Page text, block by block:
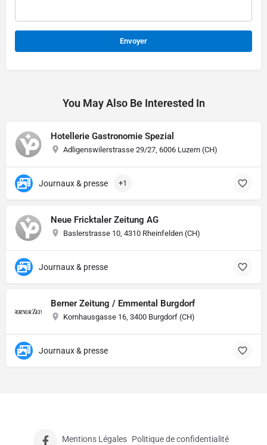
You May Also Be Interested In
Hotellerie Gastronomie Spezial
Adligenswilerstrasse 29/27, 6006 Luzern (CH)
Journaux & presse +1
Neue Fricktaler Zeitung AG
Baslerstrasse 10, 4310 Rheinfelden (CH)
Journaux & presse
Berner Zeitung / Emmental Burgdorf
Kornhausgasse 16, 3400 Burgdorf (CH)
Journaux & presse
Mentions Légales Politique de confidentialité